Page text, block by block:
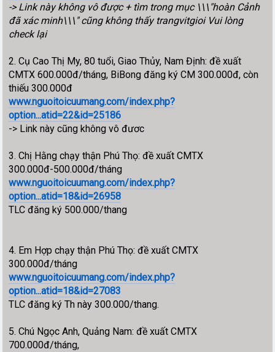
-> Link này không vô được + tìm trong mục \\\"hoàn Cảnh
đã xác minh\\\" cũng không thấy trangvitgioi Vui lòng
check lại
2. Cụ Cao Thị My, 80 tuổi, Giao Thủy, Nam Định: đề xuất
CMTX 600.000đ/tháng, BiBong đăng ký CM 300.000đ, còn
thiếu 300.000đ
www.nguoitoicuumang.com/index.php?
option...atid=22&id=25186
-> Link này cũng không vô đươc
3. Chị Hằng chạy thận Phú Thọ: đề xuất CMTX
300.000đ-500.000đ/tháng
www.nguoitoicuumang.com/index.php?
option...atid=18&id=26958
TLC đăng ký 500.000/thang
4. Em Hợp chạy thận Phú Thọ: đề xuất CMTX
300.000đ/tháng
www.nguoitoicuumang.com/index.php?
option...atid=18&id=27083
TLC đăng ký Th này 300.000/thang.
5. Chú Ngọc Anh, Quảng Nam: đề xuất CMTX
700.000đ/tháng,